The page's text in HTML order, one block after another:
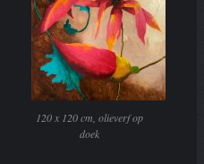
120 x 120 cm, olieverf op
doek